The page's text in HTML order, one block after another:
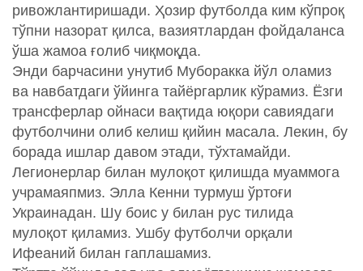
ривожлантиришади. Ҳозир футболда ким кўпроқ
тўпни назорат қилса, вазиятлардан фойдаланса
ўша жамоа ғолиб чиқмоқда.
Энди барчасини унутиб Муборакка йўл оламиз
ва навбатдаги ўйинга тайёргарлик кўрамиз. Ёзги
трансферлар ойнаси вақтида юқори савиядаги
футболчини олиб келиш қийин масала. Лекин, бу
борада ишлар давом этади, тўхтамайди.
Легионерлар билан мулоқот қилишда муаммога
учрамаяпмиз. Элла Кенни турмуш ўртоғи
Украинадан. Шу боис у билан рус тилида
мулоқот қиламиз. Ушбу футболчи орқали
Ифеаний билан гаплашамиз.